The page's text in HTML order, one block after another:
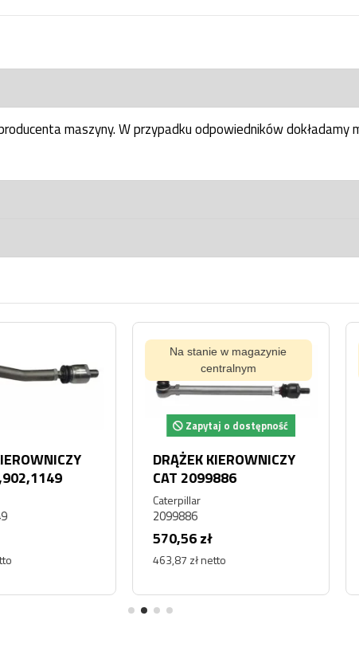
maszyny. W przypadku odpowiedników
Na stanie w magazynie
Zapytaj o dostępność
DRĄŻEK KIEROWNICZY
CAT 2099886
Na stanie
DRĄŻĘK